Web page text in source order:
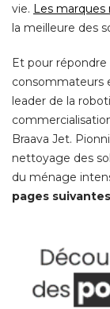
vie. Les marques
la meilleure des
Et pour
consommateurs
leader de la
Braava Jet.
nettoyage des
du ménage
pages